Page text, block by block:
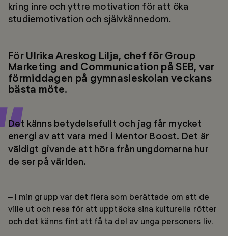
kring inre och yttre motivation för att öka
studiemotivation och självkännedom.
För Ulrika Areskog Lilja, chef för Group
Marketing and Communication på SEB, var
förmiddagen på gymnasieskolan veckans
bästa möte.
Det känns betydelsefullt och jag får mycket
energi av att vara med i Mentor Boost. Det är
väldigt givande att höra från ungdomarna hur
de ser på världen.
– I min grupp var det flera som berättade om att de
ville ut och resa för att upptäcka sina kulturella rötter
och det känns fint att få ta del av unga personers liv.